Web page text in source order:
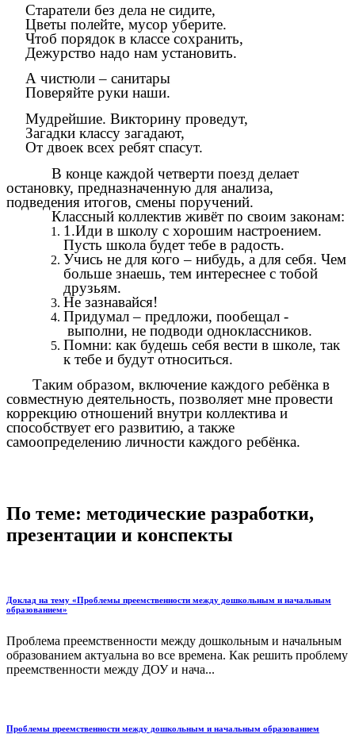
Старатели без дела не сидите,
Цветы полейте, мусор уберите.
Чтоб порядок в классе сохранить,
Дежурство надо нам установить.
А чистюли – санитары
Поверяйте руки наши.
Мудрейшие. Викторину проведут,
Загадки классу загадают,
От двоек всех ребят спасут.
В конце каждой четверти поезд делает
остановку, предназначенную для анализа,
подведения итогов, смены поручений.
Классный коллектив живёт по своим законам:
1.Иди в школу с хорошим настроением.
Пусть школа будет тебе в радость.
Учись не для кого – нибудь, а для себя. Чем
больше знаешь, тем интереснее с тобой
друзьям.
Не зазнавайся!
Придумал – предложи, пообещал -
выполни, не подводи одноклассников.
Помни: как будешь себя вести в школе, так
к тебе и будут относиться.
Таким образом, включение каждого ребёнка в
совместную деятельность, позволяет мне провести
коррекцию отношений внутри коллектива и
способствует его развитию, а также
самоопределению личности каждого ребёнка.
По теме: методические разработки,
презентации и конспекты
Доклад на тему «Проблемы преемственности между дошкольным и начальным
образованием»
Проблема преемственности между дошкольным и начальным
образованием актуальна во все времена. Как решить проблему
преемственности между ДОУ и нача...
Проблемы преемственности между дошкольным и начальным образованием